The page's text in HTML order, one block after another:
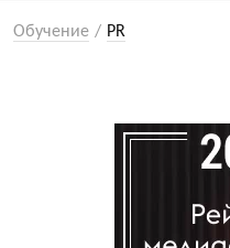
Обучение PR